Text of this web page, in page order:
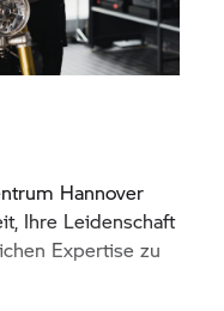
Hannover
Ihre Leidenschaft
Expertise zu